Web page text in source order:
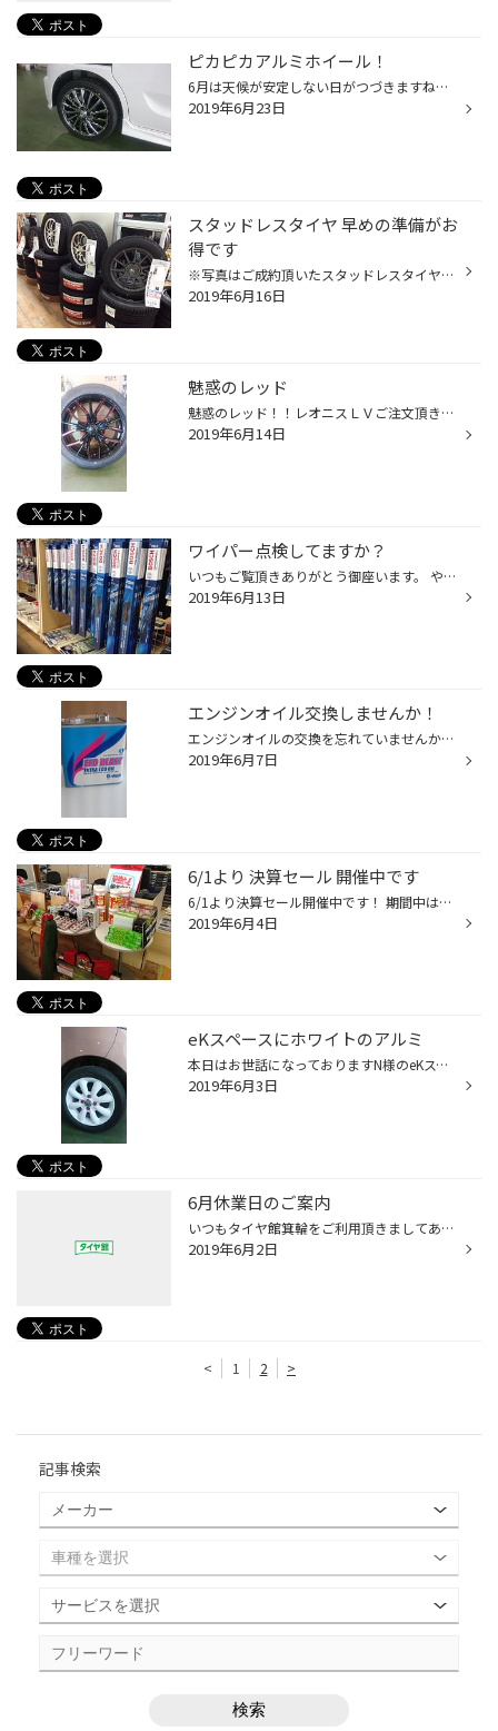
ピカピカアルミホイール！
6月は天候が安定しない日がつづきますね。 8月1日よりブリヂストンのタイヤが、3％値上がりします。 タイヤの購入を検討中のお客さまは、ご相談ください。 いつもタイヤ館をご利用いただく、Ｈさま、新車のスペーシアカスタムに 新品タイヤ＆アルミセット（インチアップ）で購入ありがとうございま...
2019年6月23日
スタッドレスタイヤ 早めの準備がお
得です
※写真はご成約頂いたスタッドレスタイヤ+アルミホイールセット品のほんの一例です タイヤ館 箕輪でスタッドレスタイヤを早く買うとこんな良いことが… ☆早期・決算価格で購入可 ☆もれなく抽選会参加で景品GET ☆先着30名様商品券プレゼント（まだ10名様分あります） ☆冬シーズンまで無料お預かり（新...
2019年6月16日
魅惑のレッド
魅惑のレッド！！レオニスＬＶご注文頂きました！！ ご成約ありがとう御座います！！ 車種 ハリアーＧＺ 235/50Ｒ19 アレンザ001 レオニスＬＶ 19ｘ8.5Ｊ 5/114 +35 ＲＥＤ
2019年6月14日
ワイパー点検してますか？
いつもご覧頂きありがとう御座います。 やっと６月らしい天候(雨天)になってきました。 自動車で雨天と言えば、やっぱりワイパーが真っ先に思い浮かびますよね？ ワイパーもゴム製品ですのでタイヤと一緒で摩耗し劣化してしまいます！ 取り替え時を見過ごしてしまい雨天にあってしまうとウインドウ...
2019年6月13日
エンジンオイル交換しませんか！
エンジンオイルの交換を忘れていませんか？ 仕事など忙しくてなかなかエンジンオイルの交換に来店できない。 交換を忘れてしまう。 エンジンオイルは、燃料と違い汚れている、量が少ないなど運転席では わからないものです。（最近の車は見れるタイプもありますが・・・） エンジンオイルにも種類が...
2019年6月7日
6/1より 決算セール 開催中です
6/1より決算セール開催中です！ 期間中はタイヤ・アルミが決算価格。 タイヤ又はアルミホイール4本以上お買い上げで素敵な商品をプレゼント！ さらに5万円以上お買い上げでベルシャイン商品券2000円分差し上げます（先着30名）
2019年6月4日
eKスペースにホワイトのアルミ
本日はお世話になっておりますN様のeKスペースにタイヤ、アルミホイール、カラーﾅｯﾄ、アライメントをご購入頂きました!! ホワイトのアルミホイールにピンクのジュラルミンのロックﾅｯﾄセットが映えます！！ ご成約ありがとう御座いました スペック 155/65R14 プレイズ PX-C ﾗﾗﾊﾟｰﾑ KC-8 14ｘ45 4/100...
2019年6月3日
6月休業日のご案内
いつもタイヤ館箕輪をご利用頂きましてありがとう御座います さて、6月度のお休みのご案内です 6/5（水） 6/11（火） 6/12（水） 6/19（水） 6/26（水） 上記の五日間をスタッフの充電日とさせていただきます。宜しくお願い致します
2019年6月2日
< 1 2 >
記事検索